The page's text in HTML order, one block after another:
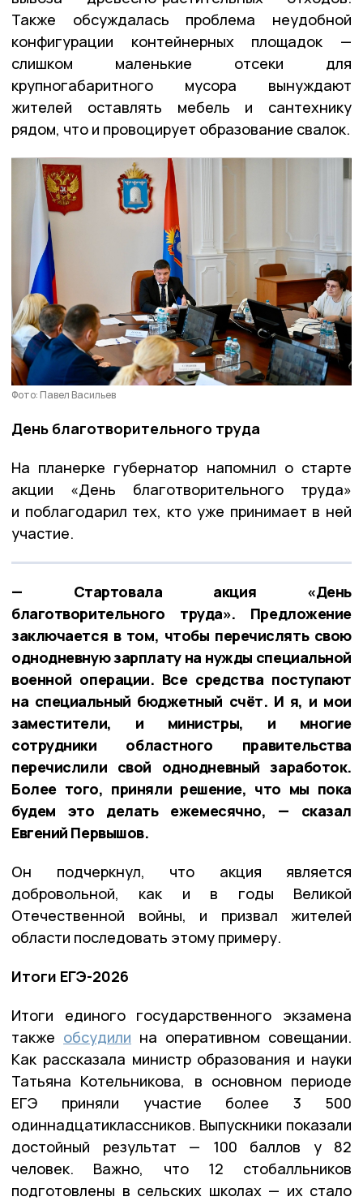
Также обсуждалась проблема неудобной
конфигурации контейнерных площадок —
слишком маленькие отсеки для
крупногабаритного мусора вынуждают
жителей оставлять мебель и сантехнику
рядом, что и провоцирует образование свалок.
Фото: Павел Васильев
День благотворительного труда
На планерке губернатор напомнил о старте
акции «День благотворительного труда»
и поблагодарил тех, кто уже принимает в ней
участие.
— Стартовала акция «День
благотворительного труда». Предложение
заключается в том, чтобы перечислять свою
однодневную зарплату на нужды специальной
военной операции. Все средства поступают
на специальный бюджетный счёт. И я, и мои
заместители, и министры, и многие
сотрудники областного правительства
перечислили свой однодневный заработок.
Более того, приняли решение, что мы пока
будем это делать ежемесячно, — сказал
Евгений Первышов.
Он подчеркнул, что акция является
добровольной, как и в годы Великой
Отечественной войны, и призвал жителей
области последовать этому примеру.
Итоги ЕГЭ-2026
Итоги единого государственного экзамена
также обсудили на оперативном совещании.
Как рассказала министр образования и науки
Татьяна Котельникова, в основном периоде
ЕГЭ приняли участие более 3 500
одиннадцатиклассников. Выпускники показали
достойный результат — 100 баллов у 82
человек. Важно, что 12 стобалльников
подготовлены в сельских школах — их стало